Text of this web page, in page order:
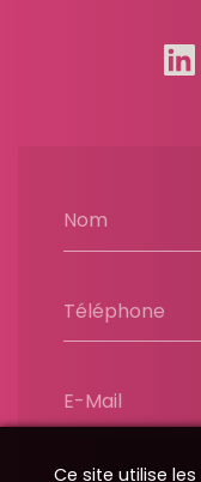
Nom
Téléphone
E-Mail
Ce site utilise